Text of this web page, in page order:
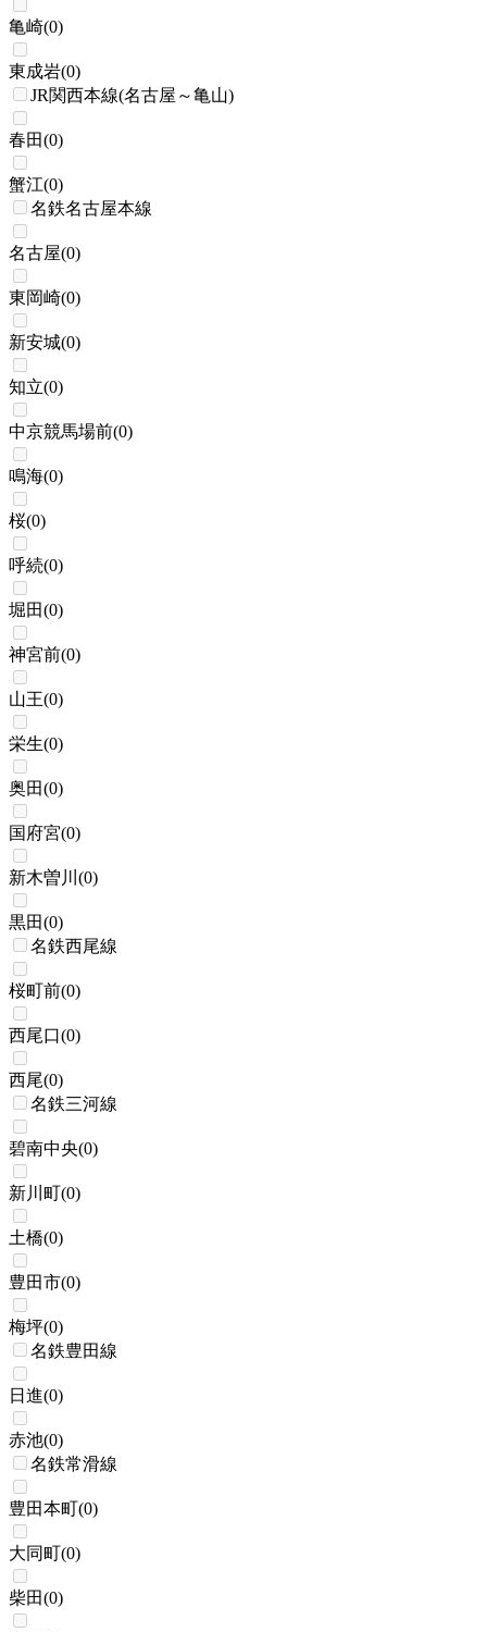
亀崎(0)
東成岩(0)
JR関西本線(名古屋～亀山)
春田(0)
蟹江(0)
名鉄名古屋本線
名古屋(0)
東岡崎(0)
新安城(0)
知立(0)
中京競馬場前(0)
鳴海(0)
桜(0)
呼続(0)
堀田(0)
神宮前(0)
山王(0)
栄生(0)
奥田(0)
国府宮(0)
新木曽川 (0)
黒田(0)
名鉄西尾線
桜町前(0)
西尾口(0)
西尾(0)
名鉄三河線
碧南中央(0)
新川町(0)
土橋(0)
豊田市(0)
梅坪(0)
名鉄豊田線
日進(0)
赤池(0)
名鉄常滑線
豊田本町(0)
大同町(0)
柴田(0)